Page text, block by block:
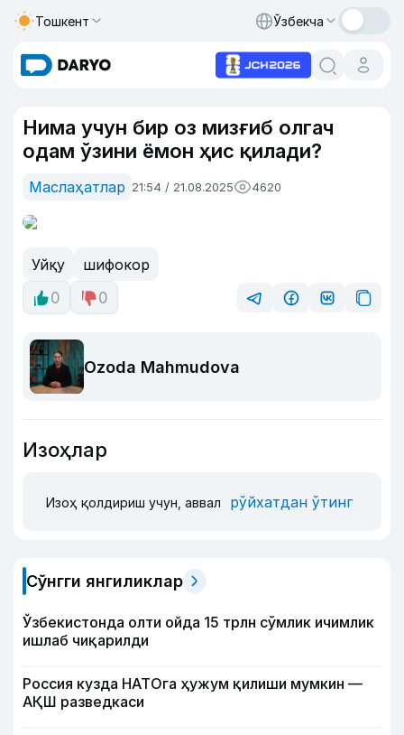
Тошкент Ўзбекча
Нима учун бир оз мизғиб олгач
одам ўзини ёмон ҳис қилади?
Маслаҳатлар 21:54 / 21.08.2025 4620
Уйқу
шифокор
0
0
Ozoda Mahmudova
Изоҳлар
Изоҳ қолдириш учун, аввал рўйхатдан ўтинг
Сўнгги янгиликлар
Ўзбекистонда олти ойда 15 трлн сўмлик ичимлик
ишлаб чиқарилди
Россия кузда НАТОга ҳужум қилиши мумкин —
АҚШ разведкаси